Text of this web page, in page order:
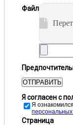
Файл
ОТПРАВИТЬ
Я согласен с
Я
Страница